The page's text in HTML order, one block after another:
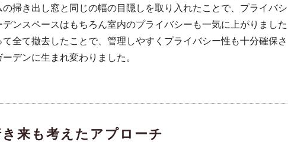
掃き出し窓と同じの幅の目隠しを取り入れたことで、プライバシ
ンスペースはもちろん室内のプライバシーも一気に上がりました
全て撤去したことで、管理しやすくプライバシー性も十分確保さ
デンに生まれ変わりました。
来も考えたアプローチ